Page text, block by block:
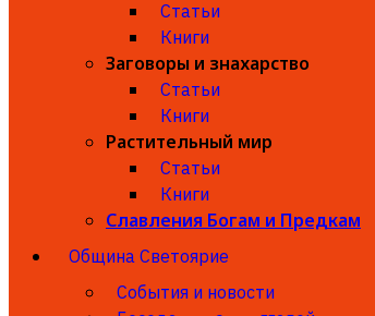
Статьи
Книги
Заговоры и знахарство
Статьи
Книги
Растительный мир
Статьи
Книги
Славления Богам и Предкам
Община Светоярие
События и новости